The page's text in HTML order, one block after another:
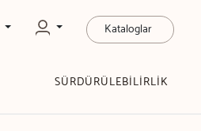
Kataloglar
SÜRDÜRÜLEBİLİRLİK